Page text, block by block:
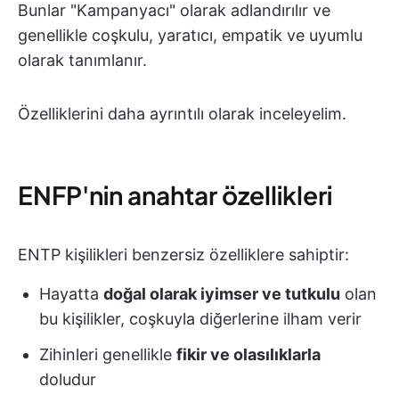
Bunlar "Kampanyacı" olarak adlandırılır ve
genellikle coşkulu, yaratıcı, empatik ve uyumlu
olarak tanımlanır.
Özelliklerini daha ayrıntılı olarak inceleyelim.
ENFP'nin anahtar özellikleri
ENTP kişilikleri benzersiz özelliklere sahiptir:
Hayatta doğal olarak iyimser ve tutkulu olan
bu kişilikler, coşkuyla diğerlerine ilham verir
Zihinleri genellikle fikir ve olasılıklarla
doludur